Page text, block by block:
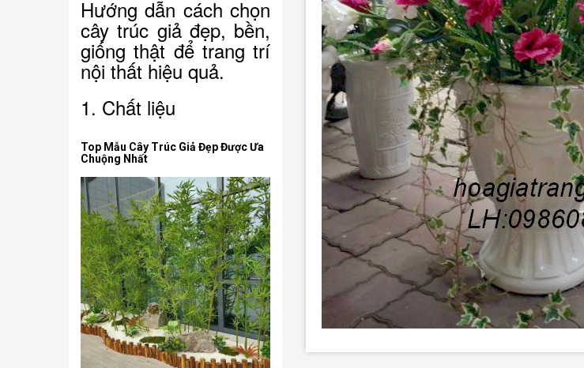
Hướng dẫn cách chọn
cây trúc giả đẹp, bền,
giống thật để trang trí
nội thất hiệu quả.
1. Chất liệu
Top Mẫu Cây Trúc Giả Đẹp Được Ưa
Chuộng Nhất